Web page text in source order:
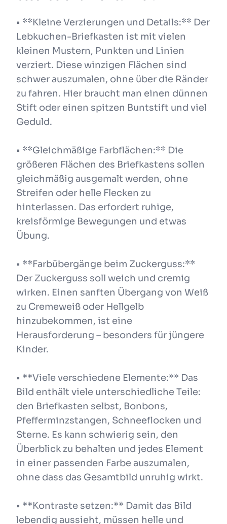
• **Kleine Verzierungen und Details:** Der
Lebkuchen-Briefkasten ist mit vielen
kleinen Mustern, Punkten und Linien
verziert. Diese winzigen Flächen sind
schwer auszumalen, ohne über die Ränder
zu fahren. Hier braucht man einen dünnen
Stift oder einen spitzen Buntstift und viel
Geduld.
• **Gleichmäßige Farbflächen:** Die
größeren Flächen des Briefkastens sollen
gleichmäßig ausgemalt werden, ohne
Streifen oder helle Flecken zu
hinterlassen. Das erfordert ruhige,
kreisförmige Bewegungen und etwas
Übung.
• **Farbübergänge beim Zuckerguss:**
Der Zuckerguss soll weich und cremig
wirken. Einen sanften Übergang von Weiß
zu Cremeweiß oder Hellgelb
hinzubekommen, ist eine
Herausforderung – besonders für jüngere
Kinder.
• **Viele verschiedene Elemente:** Das
Bild enthält viele unterschiedliche Teile:
den Briefkasten selbst, Bonbons,
Pfefferminzstangen, Schneeflocken und
Sterne. Es kann schwierig sein, den
Überblick zu behalten und jedes Element
in einer passenden Farbe auszumalen,
ohne dass das Gesamtbild unruhig wirkt.
• **Kontraste setzen:** Damit das Bild
lebendig aussieht, müssen helle und